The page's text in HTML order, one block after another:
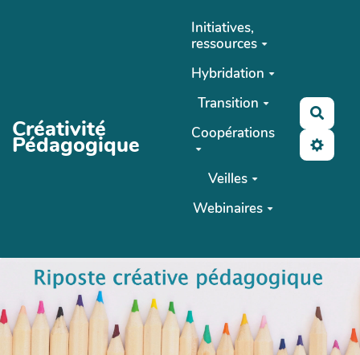
Créativité
Pédagogique
Initiatives,
ressources
Hybridation
Transition
Coopérations
Veilles
Webinaires